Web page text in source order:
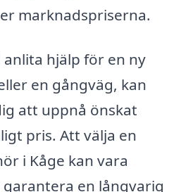
marknadspriserna.
hjälp för en ny
en gångväg, kan
att uppnå önskat
pris. Att välja en
i Kåge kan vara
en långvarig